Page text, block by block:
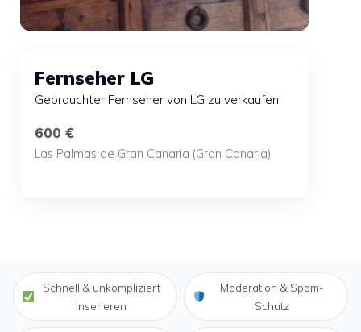
Fernseher LG
Gebrauchter Fernseher von LG zu verkaufen
600 €
Las Palmas de Gran Canaria (Gran Canaria)
Schnell & unkompliziert
inserieren
Moderation & Spam-
Schutz